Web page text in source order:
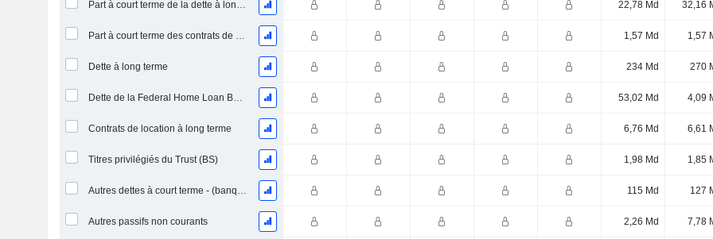
Part à court terme de la dette à long terme 22,78 Md 32,16
Part à court terme des contrats de location 1,57 Md 1,57
Dette à long terme 234 Md 270
Dette de la Federal Home Loan Bank - long terme 53,02 Md 4,09
Contrats de location à long terme 6,76 Md 6,61
Titres privilégiés du Trust (BS) 1,98 Md 1,85
Autres dettes à court terme - (banque / modèle de service public) 115 Md 127
Autres passifs non courants 2,26 Md 7,78